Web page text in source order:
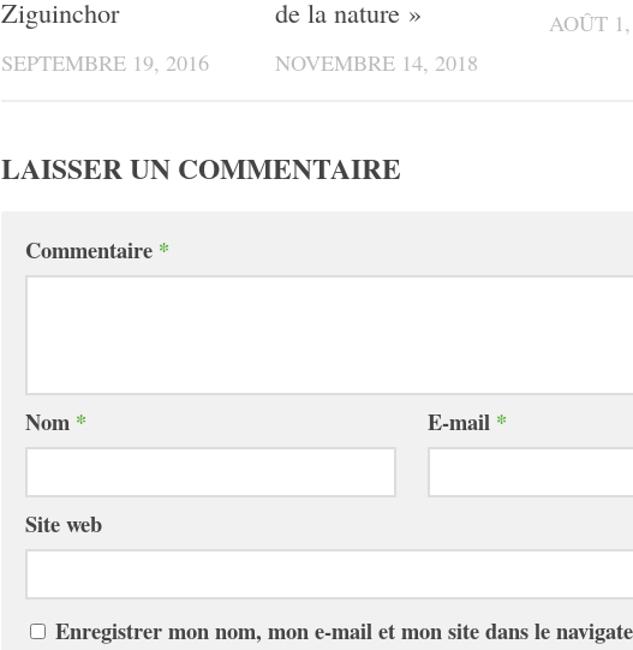
Ziguinchor
SEPTEMBRE 19, 2016
de la nature »
NOVEMBRE 14, 2018
AOÛT
LAISSER UN COMMENTAIRE
Commentaire *
Nom * E-mail *
Site web
Enregistrer mon nom, mon e-mail et mon site dans le